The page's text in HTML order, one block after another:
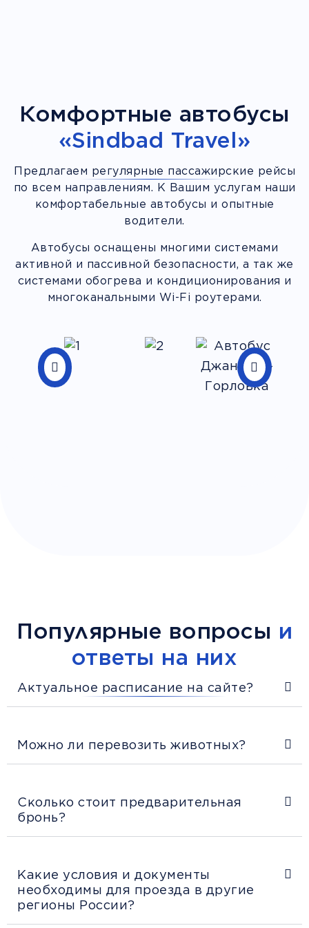
Комфортные автобусы
«Sindbad Travel»
Предлагаем регулярные пассажирские рейсы
по всем направлениям. К Вашим услугам наши
комфортабельные автобусы и опытные
водители.
Автобусы оснащены многими системами
активной и пассивной безопасности, а так же
системами обогрева и кондиционирования и
многоканальными Wi-Fi роутерами.
Популярные вопросы и
ответы на них
Актуальное расписание на сайте?
Можно ли перевозить животных?
Сколько стоит предварительная
бронь?
Какие условия и документы
необходимы для проезда в другие
регионы России?